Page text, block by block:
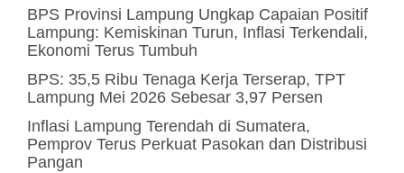
BPS Provinsi Lampung Ungkap Capaian Positif
Lampung: Kemiskinan Turun, Inflasi Terkendali,
Ekonomi Terus Tumbuh
BPS: 35,5 Ribu Tenaga Kerja Terserap, TPT
Lampung Mei 2026 Sebesar 3,97 Persen
Inflasi Lampung Terendah di Sumatera,
Pemprov Terus Perkuat Pasokan dan Distribusi
Pangan